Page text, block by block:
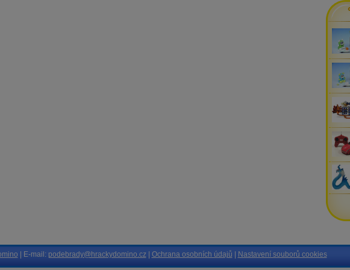
| E-mail: podebrady@hrackydomino.cz| Ochrana osobních údajů Nastavení souborů cookies